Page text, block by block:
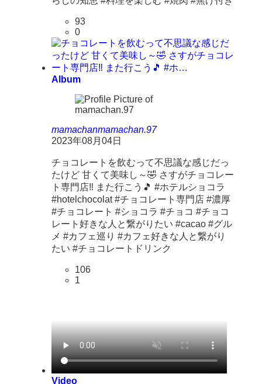
93
0
Album
mamachanmamachan.97
2023年08月04日
チョコレートを飲むって不思議な感じだっ
たけど 甘くて美味し～🤣 さすがチョコレー
ト専門店‼ また行こう🎵 #ホテルショコラ
#hotelchocolat #チョコレート専門店 #濃厚
#チョコレート #ショコラ #チョコ #チョコ
レート好きな人と繋がりたい #cacao #グル
メ #カフェ巡り #カフェ好きな人と繋がり
たい #チョコレートドリンク
106
1
Video